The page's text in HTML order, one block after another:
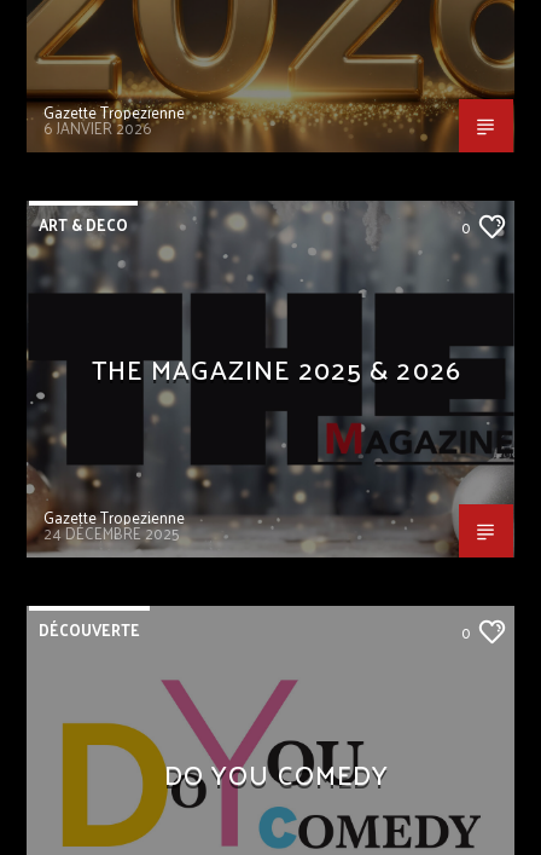
Gazette Tropezienne
6 JANVIER 2026
ART & DECO 0
THE MAGAZINE 2025 & 2026
Gazette Tropezienne
24 DÉCEMBRE 2025
DÉCOUVERTE 0
DO YOU COMEDY